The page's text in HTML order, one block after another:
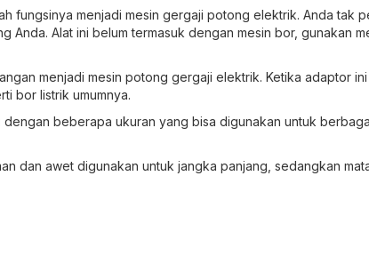
fungsinya menjadi mesin gergaji potong elektrik. Anda tak
Anda. Alat ini belum termasuk dengan mesin bor, gunakan
menjadi mesin potong gergaji elektrik. Ketika adaptor ini
bor listrik umumnya.
beberapa ukuran yang bisa digunakan untuk
dan awet digunakan untuk jangka panjang, sedangkan